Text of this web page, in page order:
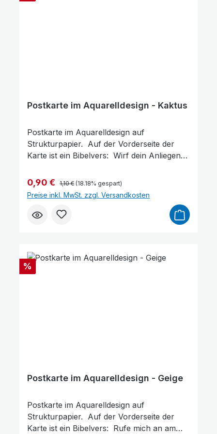
Postkarte im Aquarelldesign - Kaktus
Postkarte im Aquarelldesign auf
Strukturpapier. Auf der Vorderseite der
Karte ist ein Bibelvers: Wirf dein Anliegen
wird den Gerechten nicht ewiglich in
Unruhe lassen! Psalm 55,23 Gott sorgt für
dich Format: 14,5 x 10 cm
Verkaufspreis:
0,90 € Regulärer Preis:
1,10 € (18.18% gespart)
Preise inkl. MwSt. zzgl. Versandkosten
Rabatt
%
Postkarte im Aquarelldesign - Geige
Postkarte im Aquarelldesign auf
Strukturpapier. Auf der Vorderseite der
Karte ist ein Bibelvers: Rufe mich an am
Niedrige Sättigung Hohe Sättigung